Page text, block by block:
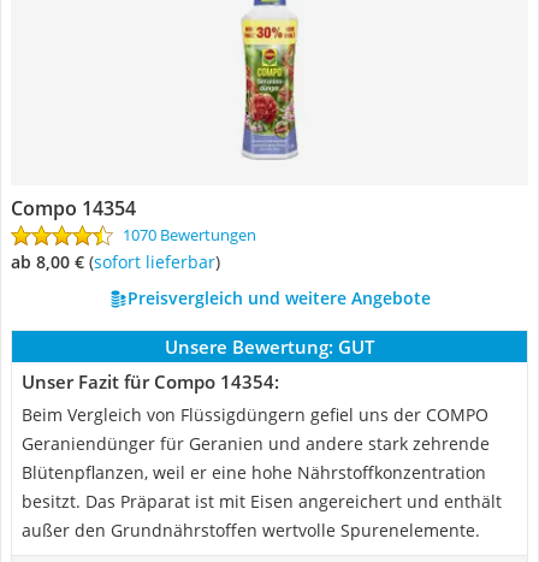
Compo 14354
1070 Bewertungen
ab 8,00 € ( Sofort lieferbar)
Preisvergleich und weitere Angebote
Unsere Bewertung: GUT
Unser Fazit für Compo 14354:
Beim Vergleich von Flüssigdüngern gefiel uns der COMPO
Geraniendünger für Geranien und andere stark zehrende
Blütenpflanzen, weil er eine hohe Nährstoffkonzentration
besitzt. Das Präparat ist mit Eisen angereichert und enthält
außer den Grundnährstoffen wertvolle Spurenelemente.